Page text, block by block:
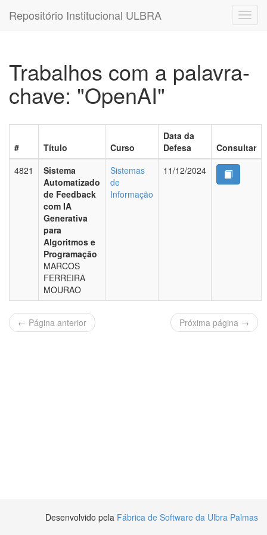
Repositório Institucional ULBRA
Trabalhos com a palavra-
chave: "OpenAI"
# Título Curso
Data da
Defesa
Consultar
4821
Sistema
Automatizado
de Feedback
com IA
Generativa
para
Algoritmos e
Programação
MARCOS
FERREIRA
MOURAO
Sistemas
de
Informação
11/12/2024
← Página anterior Próxima página →
Desenvolvido pela Fábrica de Software da Ulbra Palmas